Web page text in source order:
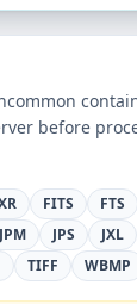
before
FITS FTS
JPM JPS JXL
TIFF WBMP